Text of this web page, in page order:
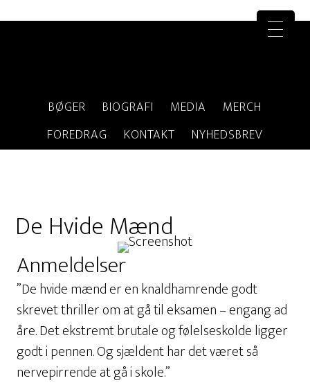
BØGER BIOGRAFI MEDIA
MERCH
FOREDRAG
KONTAKT NYHEDSBREV
De Hvide Mænd
Anmeldelser
”De hvide mænd er en knaldhamrende godt
skrevet thriller om at gå til eksamen – engang ad
åre. Det ekstremt brutale og følelseskolde ligger
godt i pennen. Og sjældent har det været så
nervepirrende at gå i skole.”